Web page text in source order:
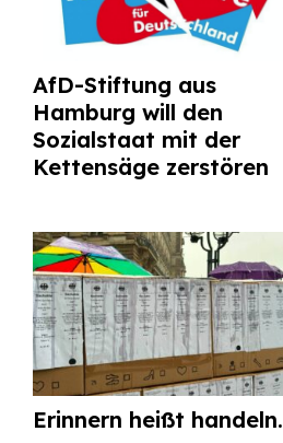
AfD-Stiftung aus
Hamburg will den
Sozialstaat mit der
Kettensäge zerstören
Erinnern heißt handeln.